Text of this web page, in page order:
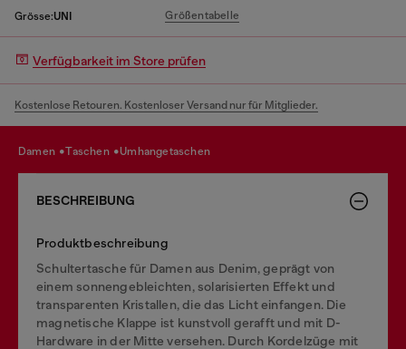
Grösse:UNI Größentabelle
Verfügbarkeit im Store prüfen
Kostenlose Retouren. Kostenloser Versand nur für Mitglieder.
damen taschen umhangetaschen
BESCHREIBUNG
Produktbeschreibung
Schultertasche für Damen aus Denim, geprägt von
einem sonnengebleichten, solarisierten Effekt und
transparenten Kristallen, die das Licht einfangen. Die
magnetische Klappe ist kunstvoll gerafft und mit D-
Hardware in der Mitte versehen. Durch Kordelzüge mit